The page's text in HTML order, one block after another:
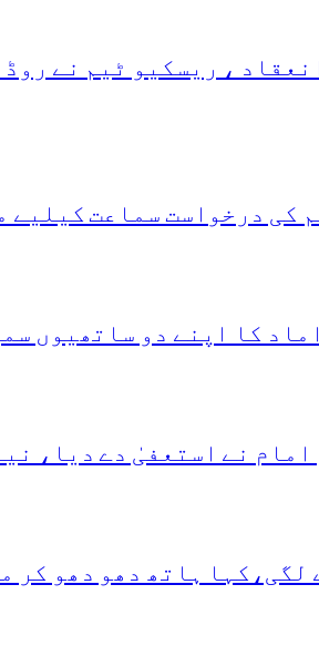
، ریسکیو ٹیم نے
کی درخواست سماعت کیلیے
کا اپنے دو ساتھیوں
نے استعفیٰ دے دیا،
لگی،کہا ہاتھ دھو دھو کر